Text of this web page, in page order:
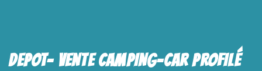
DEPOT- VENTE CAMPING-CAR PROFILÉ